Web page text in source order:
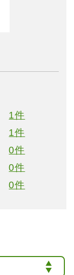
1件
1件
0件
0件
0件